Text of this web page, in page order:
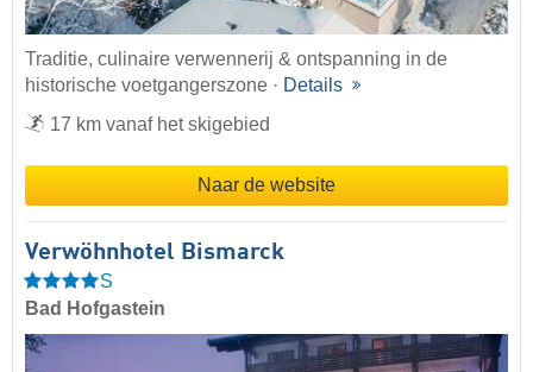
Traditie, culinaire verwennerij & ontspanning in de
historische voetgangerszone · Details
17 km vanaf het skigebied
Naar de website
Verwöhnhotel Bismarck
S
Bad Hofgastein